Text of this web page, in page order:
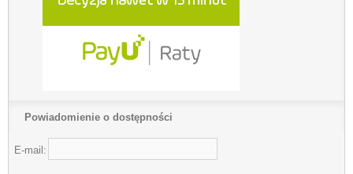
Powiadomienie o dostępności
E-mail: